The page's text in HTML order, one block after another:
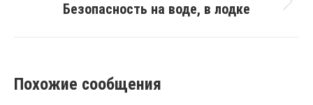
Next
Безопасность на воде, в лодке
Похожие сообщения